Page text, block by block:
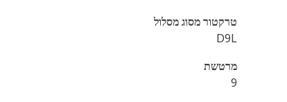
טרקטור מסוג מסלול
D9L
מרטשת
9